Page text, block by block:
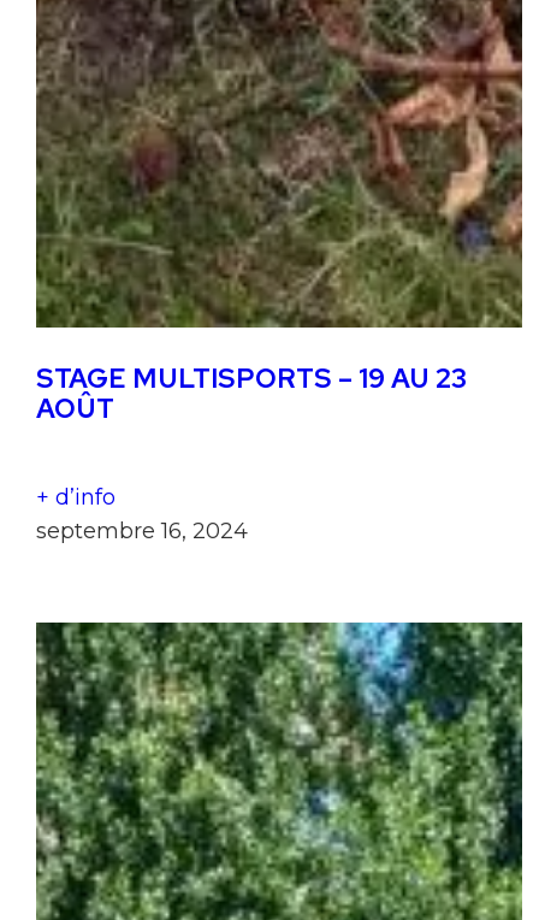
STAGE MULTISPORTS – 19 AU 23
AOÛT
+ d’info
septembre 16, 2024